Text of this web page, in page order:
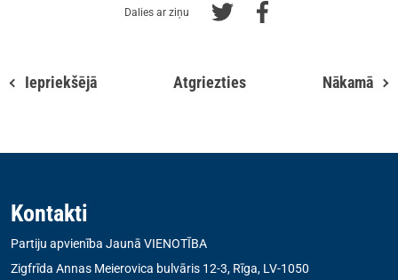
Dalies ar ziņu
Iepriekšējā Atgriezties Nākamā
Kontakti
Partiju apvienība Jaunā VIENOTĪBA
Zigfrīda Annas Meierovica bulvāris 12-3, Rīga, LV-1050